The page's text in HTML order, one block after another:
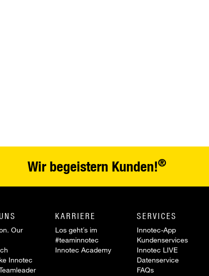
Wir begeistern Kunden!®
Our
Innotec
KARRIERE
Los geht´s im
#teaminnotec
Innotec Academy
SERVICES
Innotec-App
Kundenservices
Innotec LIVE
Datenservice
FAQs